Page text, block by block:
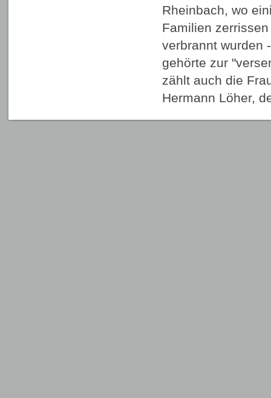
Rheinbach, wo
Familien
verbrannt wurden
gehörte zur
zählt auch die
Hermann Löher,